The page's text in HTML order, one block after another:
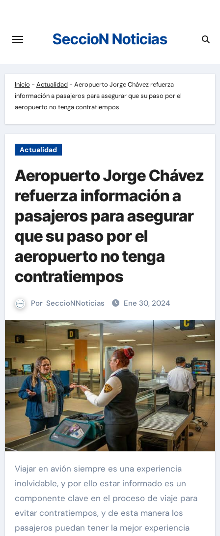
contenido
SeccioN Noticias
Inicio - Actualidad- Aeropuerto Jorge Chávez refuerza
información a pasajeros para asegurar que su paso por el
aeropuerto no tenga contratiempos
Actualidad
Aeropuerto Jorge Chávez
refuerza información a
pasajeros para asegurar
que su paso por el
aeropuerto no tenga
contratiempos
Por SeccioNNoticias Ene 30, 2024
Viajar en avión siempre es una experiencia
inolvidable, y por ello estar informado es un
componente clave en el proceso de viaje para
evitar contratiempos, y de esta manera los
pasajeros puedan tener la mejor experiencia